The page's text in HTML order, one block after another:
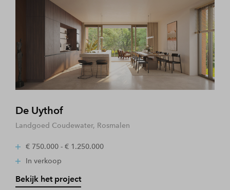
De Uythof
Landgoed Coudewater, Rosmalen
€ 750.000 - € 1.250.000
In verkoop
Bekijk het project